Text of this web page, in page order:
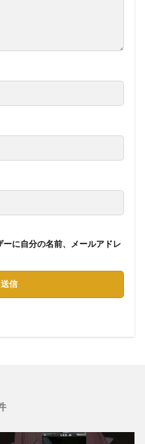
に自分の名前、メールアドレ